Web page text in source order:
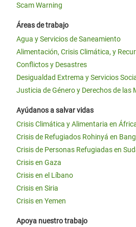
Scam Warning
Áreas de trabajo
Agua y Servicios de Saneamiento
Alimentación, Crisis Climática, y
Conflictos y Desastres
Desigualdad Extrema y Servicios
Justicia de Género y Derechos de las
Ayúdanos a salvar vidas
Crisis Climática y Alimentaria en
Crisis de Refugiados Rohinyá en
Crisis de Personas Refugiadas en
Crisis en Gaza
Crisis en el Líbano
Crisis en Siria
Crisis en Yemen
Apoya nuestro trabajo